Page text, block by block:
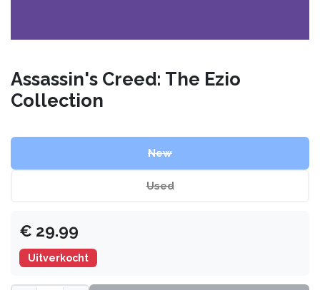
Assassin's Creed: The Ezio
Collection
New
Used
€ 29.99
Uitverkocht